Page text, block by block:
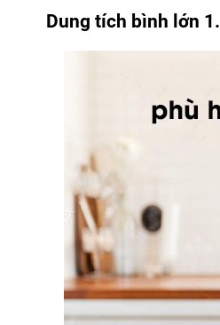
Dung tích bình lớn